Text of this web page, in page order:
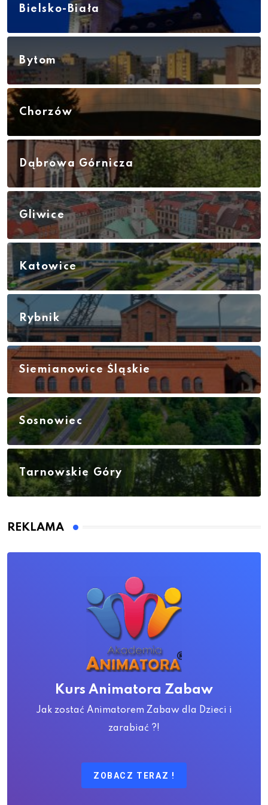
Bielsko-Biała
Bytom
Chorzów
Dąbrowa Górnicza
Gliwice
Katowice
Rybnik
Siemianowice Śląskie
Sosnowiec
Tarnowskie Góry
REKLAMA
Kurs Animatora Zabaw
Jak zostać Animatorem Zabaw dla Dzieci i
zarabiać ?!
ZOBACZ TERAZ !